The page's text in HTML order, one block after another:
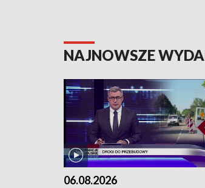
NAJNOWSZE
06.08.2026